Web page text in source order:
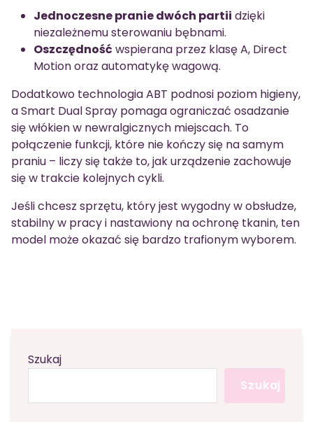
Jednoczesne pranie dwóch partii dzięki
niezależnemu sterowaniu bębnami.
Oszczędność wspierana przez klasę A, Direct
Motion oraz automatykę wagową.
Dodatkowo technologia ABT podnosi poziom higieny,
a Smart Dual Spray pomaga ograniczać osadzanie
się włókien w newralgicznych miejscach. To
połączenie funkcji, które nie kończy się na samym
praniu – liczy się także to, jak urządzenie zachowuje
się w trakcie kolejnych cykli.
Jeśli chcesz sprzętu, który jest wygodny w obsłudze,
stabilny w pracy i nastawiony na ochronę tkanin, ten
model może okazać się bardzo trafionym wyborem.
Szukaj
Szukaj